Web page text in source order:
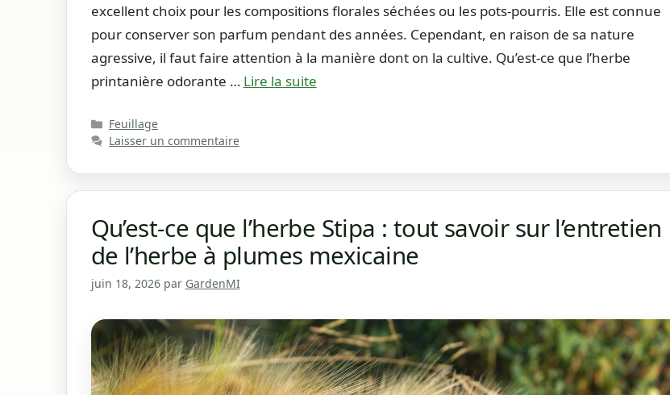
excellent choix pour les compositions florales séchées ou les pots-pourris. Elle est connue
pour conserver son parfum pendant des années. Cependant, en raison de sa nature
agressive, il faut faire attention à la manière dont on la cultive. Qu’est-ce que l’herbe
printanière odorante … Lire la suite
Catégories
Feuillage
Laisser un commentaire
Qu’est-ce que l’herbe Stipa : tout savoir sur l’entretien
de l’herbe à plumes mexicaine
juin 18, 2026 par GardenMI